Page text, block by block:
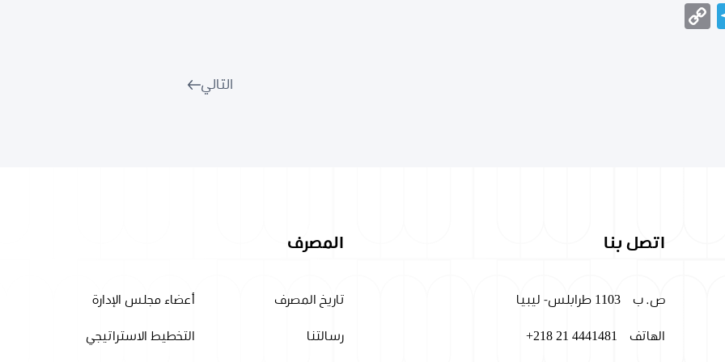
Telegram
التالي
اتصل بنا
ص. ب 1103 طرابلس- ليبيا
الهاتف +218 21 4441481
المصرف
تاريخ المصرف أعضاء مجلس الإدارة
رسالتنا التخطيط الاستراتيجي